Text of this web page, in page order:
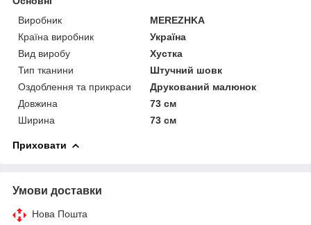
Виробник
MEREZHKA
Країна виробник
Україна
Вид виробу
Хустка
Тип тканини
Штучний шовк
Оздоблення та прикраси
Друкований малюнок
Довжина
73 см
Ширина
73 см
Приховати
Умови доставки
Нова Пошта